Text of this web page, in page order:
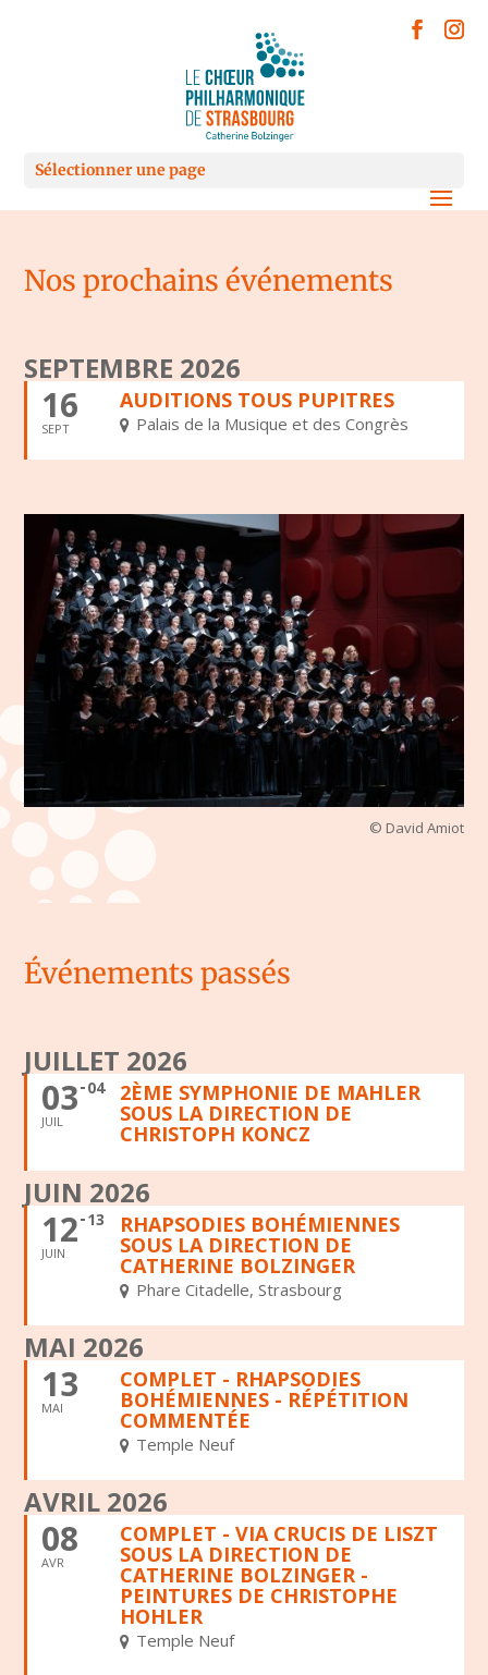
Sélectionner une page
Nos prochains événements
SEPTEMBRE 2026
16
SEPT
AUDITIONS TOUS PUPITRES
Palais de la Musique et des Congrès
© David Amiot
Événements passés
JUILLET 2026
03
JUIL
04 2ÈME SYMPHONIE DE MAHLER
SOUS LA DIRECTION DE
CHRISTOPH KONCZ
JUIN 2026
12
JUIN
13 RHAPSODIES BOHÉMIENNES
SOUS LA DIRECTION DE
CATHERINE BOLZINGER
Phare Citadelle, Strasbourg
MAI 2026
13
MAI
COMPLET - RHAPSODIES
BOHÉMIENNES - RÉPÉTITION
COMMENTÉE
Temple Neuf
AVRIL 2026
08
AVR
COMPLET - VIA CRUCIS DE LISZT
SOUS LA DIRECTION DE
CATHERINE BOLZINGER -
PEINTURES DE CHRISTOPHE
HOHLER
Temple Neuf